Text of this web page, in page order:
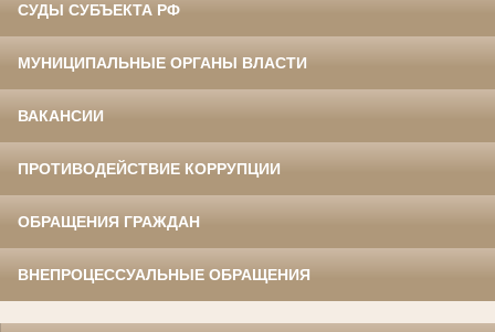
СУДЫ СУБЪЕКТА РФ
МУНИЦИПАЛЬНЫЕ ОРГАНЫ ВЛАСТИ
ВАКАНСИИ
ПРОТИВОДЕЙСТВИЕ КОРРУПЦИИ
ОБРАЩЕНИЯ ГРАЖДАН
ВНЕПРОЦЕССУАЛЬНЫЕ ОБРАЩЕНИЯ